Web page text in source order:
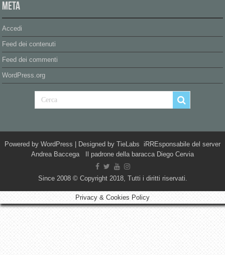
Meta
Accedi
Feed dei contenuti
Feed dei commenti
WordPress.org
Powered by WordPress | Designed by TieLabs iRREsponsabile del server
Andrea Baccega Il padrone della baracca Diego Cervia
Since 2008 © Copyright 2018, Tutti i diritti riservati.
Privacy & Cookies Policy